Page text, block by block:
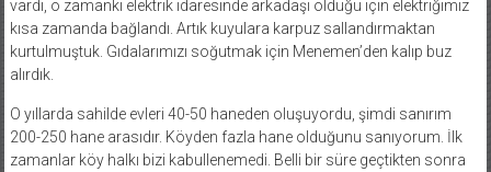
vardı, o zamanki elektrik idaresinde arkadaşı olduğu için elektriğimiz
kısa zamanda bağlandı. Artık kuyulara karpuz sallandırmaktan
kurtulmuştuk. Gıdalarımızı soğutmak için Menemen’den kalıp buz
alırdık.
O yıllarda sahilde evleri 40-50 haneden oluşuyordu, şimdi sanırım
200-250 hane arasıdır. Köyden fazla hane olduğunu sanıyorum. İlk
zamanlar köy halkı bizi kabullenemedi. Belli bir süre geçtikten sonra